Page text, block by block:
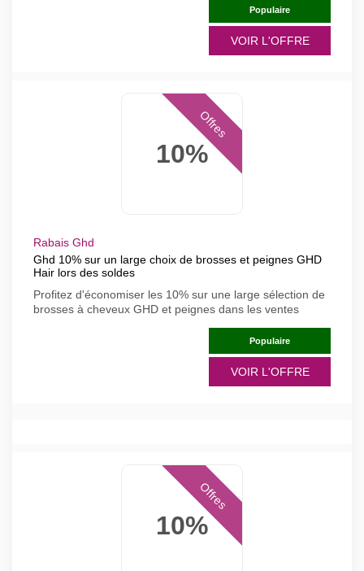
Populaire
VOIR L'OFFRE
10%
Offres
Rabais Ghd
Ghd 10% sur un large choix de brosses et peignes GHD
Hair lors des soldes
Profitez d'économiser les 10% sur une large sélection de
brosses à cheveux GHD et peignes dans les ventes
Populaire
VOIR L'OFFRE
10%
Offres